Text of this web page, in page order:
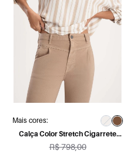
Mais cores:
Calça Color Stretch Cigarrete
Camel
R$ 798,00